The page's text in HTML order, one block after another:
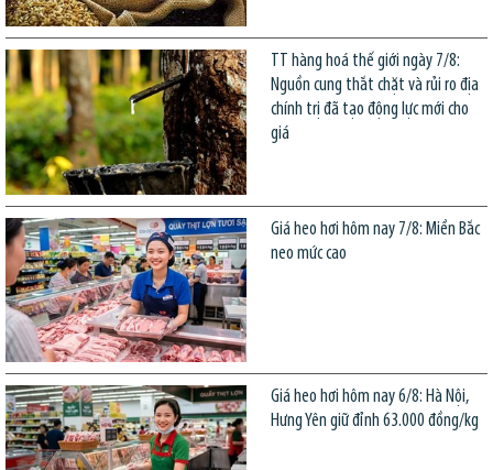
TT hàng hoá thế giới ngày 7/8:
Nguồn cung thắt chặt và rủi ro địa
chính trị đã tạo động lực mới cho
giá
Giá heo hơi hôm nay 7/8: Miền Bắc
neo mức cao
Giá heo hơi hôm nay 6/8: Hà Nội,
Hưng Yên giữ đỉnh 63.000 đồng/kg